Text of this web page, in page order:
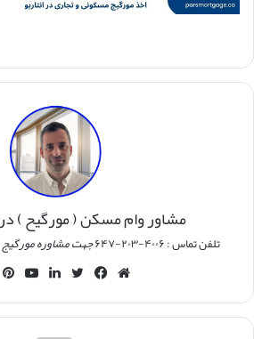
مشاور وام مسکن ( مورگیح ) در
تلفن تماس : ۴۰۰۶-۲۰۳-۶۴۷ جهت مشاوره مورگیج
وبسایت
فیس توییترلینکدین